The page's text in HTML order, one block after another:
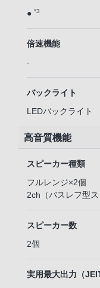
● *3
倍速機能
-
バックライト
LEDバックライト
高音質機能
スピーカー種類
フルレンジ×2個
2ch（バスレフ型ス
スピーカー数
2個
実用最大出力（